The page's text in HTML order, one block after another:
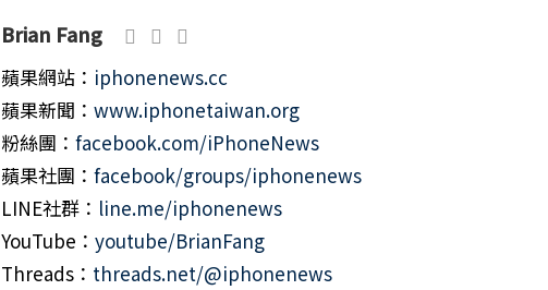
Brian Fang
蘋果網站： iphonenews.cc
蘋果新聞： www.iphonetaiwan.org
粉絲團： facebook.com/iPhoneNews
蘋果社團： facebook/groups/iphonenews
LINE社群： line.me/iphonenews
YouTube： youtube/BrianFang
Threads： threads.net/@iphonenews